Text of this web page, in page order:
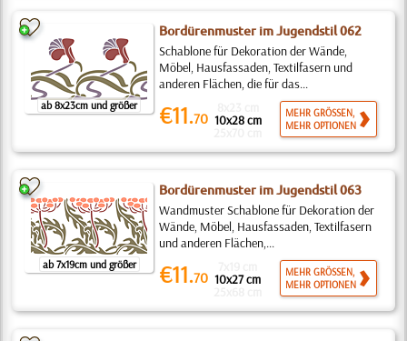
ab 8x23cm und größer
Bordürenmuster im Jugendstil 062
Schablone für Dekoration der Wände,
Möbel, Hausfassaden, Textilfasern und
anderen Flächen, die für das...
€11.70 10x28 cm
MEHR GRÖSSEN,
MEHR OPTIONEN
ab 7x19cm und größer
Bordürenmuster im Jugendstil 063
Wandmuster Schablone für Dekoration der
Wände, Möbel, Hausfassaden, Textilfasern
und anderen Flächen,...
€11.70 10x27 cm
MEHR GRÖSSEN,
MEHR OPTIONEN